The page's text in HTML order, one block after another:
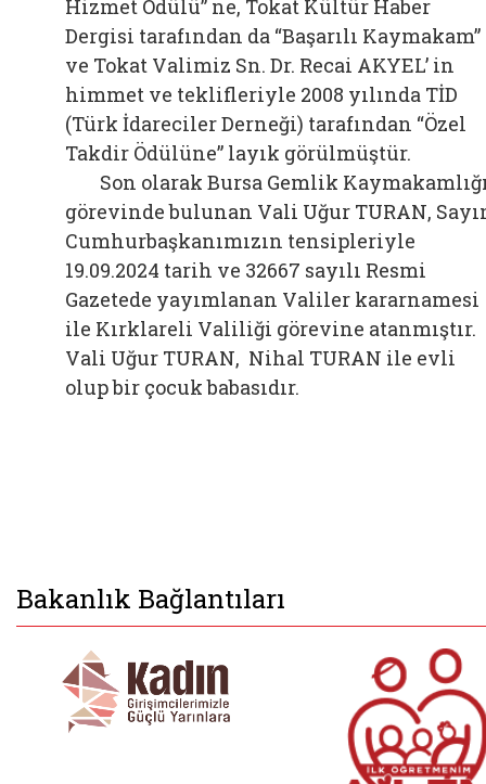
Hizmet Ödülü” ne, Tokat Kültür Haber
Dergisi tarafından da “Başarılı Kaymakam”
ve Tokat Valimiz Sn. Dr. Recai AKYEL’ in
himmet ve teklifleriyle 2008 yılında TİD
(Türk İdareciler Derneği) tarafından “Özel
Takdir Ödülüne” layık görülmüştür.
Son olarak Bursa Gemlik
görevinde bulunan Vali Uğur TURAN,
Cumhurbaşkanımızın tensipleriyle
19.09.2024 tarih ve 32667 sayılı Resmi
Gazetede yayımlanan Valiler kararnamesi
ile Kırklareli Valiliği görevine atanmıştır.
Vali Uğur TURAN, Nihal TURAN ile evli
olup bir çocuk babasıdır.
Bakanlık Bağlantıları